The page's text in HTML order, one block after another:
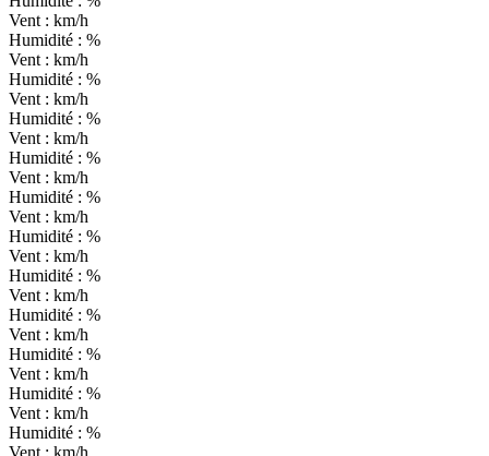
Vent : km/h
Humidité : %
Vent : km/h
Humidité : %
Vent : km/h
Humidité : %
Vent : km/h
Humidité : %
Vent : km/h
Humidité : %
Vent : km/h
Humidité : %
Vent : km/h
Humidité : %
Vent : km/h
Humidité : %
Vent : km/h
Humidité : %
Vent : km/h
Humidité : %
Vent : km/h
Humidité : %